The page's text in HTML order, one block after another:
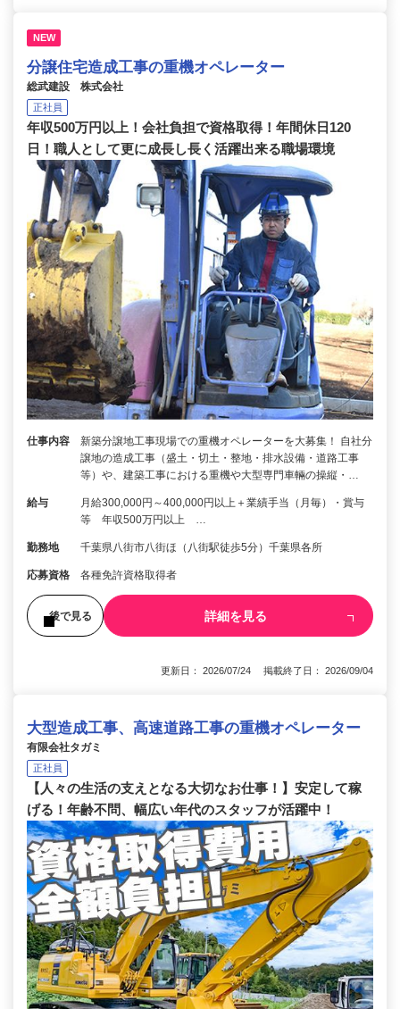
NEW
分譲住宅造成工事の重機オペレーター
総武建設 株式会社
正社員
年収500万円以上！会社負担で資格取得！年間休日120
日！職人として更に成長し長く活躍出来る職場環境
仕事内容
新築分譲地工事現場での重機オペレーターを大募集！ 自社分
譲地の造成工事（盛土・切土・整地・排水設備・道路工事
等）や、建築工事における重機や大型専門車輛の操縦・…
給与
月給300,000円～400,000円以上＋業績手当（月毎）・賞与
等 年収500万円以上 …
勤務地 千葉県八街市八街ほ（八街駅徒歩5分）千葉県各所
応募資格 各種免許資格取得者
後で見る 詳細を見る
更新日： 2026/07/24 掲載終了日： 2026/09/04
大型造成工事、高速道路工事の重機オペレーター
有限会社タガミ
正社員
【人々の生活の支えとなる大切なお仕事！】安定して稼
げる！年齢不問、幅広い年代のスタッフが活躍中！